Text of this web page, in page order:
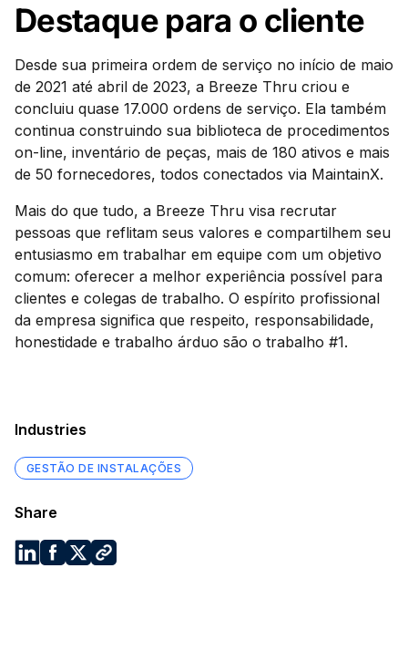
Destaque para o cliente
Desde sua primeira ordem de serviço no início de maio
de 2021 até abril de 2023, a Breeze Thru criou e
concluiu quase 17.000 ordens de serviço. Ela também
continua construindo sua biblioteca de procedimentos
on-line, inventário de peças, mais de 180 ativos e mais
de 50 fornecedores, todos conectados via MaintainX.
Mais do que tudo, a Breeze Thru visa recrutar
pessoas que reflitam seus valores e compartilhem seu
entusiasmo em trabalhar em equipe com um objetivo
comum: oferecer a melhor experiência possível para
clientes e colegas de trabalho. O espírito profissional
da empresa significa que respeito, responsabilidade,
honestidade e trabalho árduo são o trabalho #1.
Industries
GESTÃO DE INSTALAÇÕES
Share